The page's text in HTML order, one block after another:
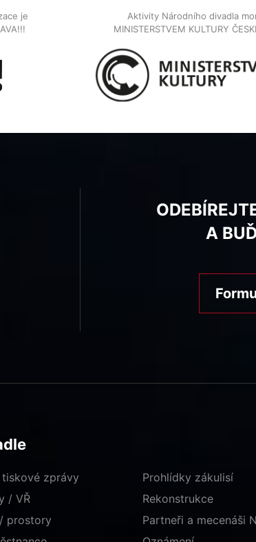
je
Aktivity Národního divadla
MINISTERSTVEM KULTURY
A
tiskové zprávy
/ VŘ
prostory
Prohlídky zákulisí
Rekonstrukce
Partneři a mecenáši